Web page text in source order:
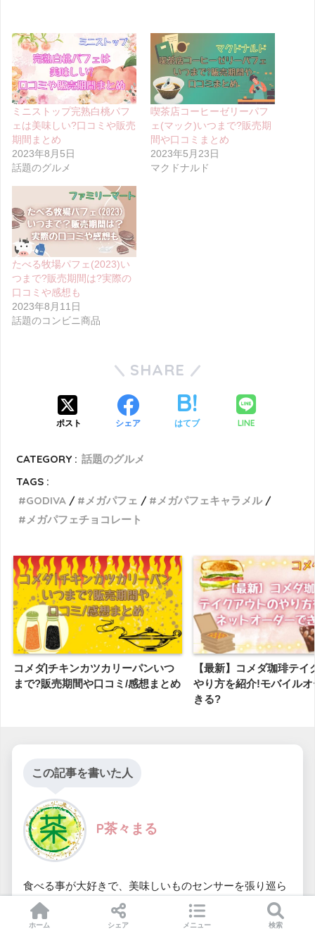
ミニストップ完熟白桃パフ
ェは美味しい?口コミや販売
期間まとめ
2023年8月5日
話題のグルメ
喫茶店コーヒーゼリーパフ
ェ(マック)いつまで?販売期
間や口コミまとめ
2023年5月23日
マクドナルド
たべる牧場パフェ(2023)い
つまで?販売期間は?実際の
口コミや感想も
2023年8月11日
話題のコンビニ商品
SHARE
ポスト シェア はてブ LINE
CATEGORY : 話題のグルメ
TAGS :
GODIVA
メガパフェ
メガパフェキャラメル
メガパフェチョコレート
コメダ|チキンカツカリーパンいつ
まで?販売期間や口コミ/感想まとめ
【最新】コメダ珈琲テイ
やり方を紹介!モバイル
きる?
この記事を書いた人
P茶々まる
食べる事が大好きで、美味しいものセンサーを張り巡ら
せ、新商品や話題の商品の情報を自身の体験を通して発
信していきます。 少しでも皆さんの参考になれるような
ホーム シェア メニュー 検索